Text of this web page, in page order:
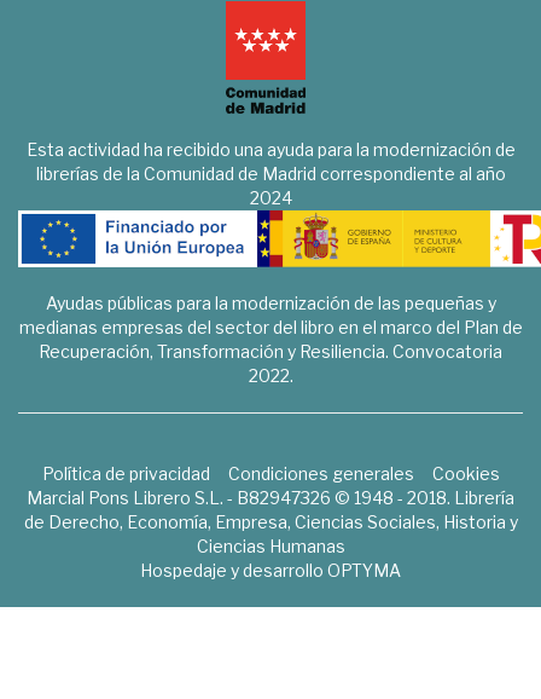
Esta actividad ha recibido una ayuda para la modernización de
librerías de la Comunidad de Madrid correspondiente al año
2024
Ayudas públicas para la modernización de las pequeñas y
medianas empresas del sector del libro en el marco del Plan de
Recuperación, Transformación y Resiliencia. Convocatoria
2022.
Política de privacidad Condiciones generales
Cookies
Marcial Pons Librero S.L. - B82947326 © 1948 - 2018. Librería
de Derecho, Economía, Empresa, Ciencias Sociales, Historia y
Ciencias Humanas
Hospedaje y desarrollo OPTYMA